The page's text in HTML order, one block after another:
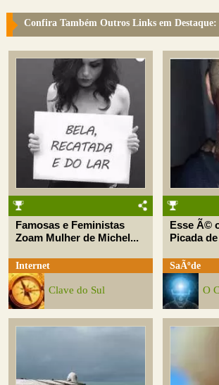
Confira Também Outros Links em Destaque:
Famosas e Feministas
Zoam Mulher de Michel...
Internet
Clave do Sul
Esse Ã©
Picada
SaÃºde
O